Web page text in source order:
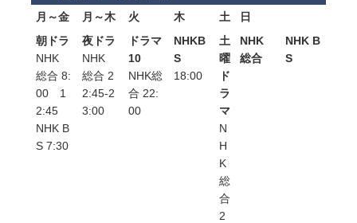
月～金
月～木 火 木 土
日
朝ドラ
NHK
総合 8:
00 1
2:45
NHK B
S 7:30
夜ドラ
NHK
総合 2
2:45-2
3:00
ドラマ
10
NHK総
合 22:
00
NHKB
S
18:00
土
曜
ド
ラ
マ
N
H
K
総
合
2
NHK
総合
NHK B
S